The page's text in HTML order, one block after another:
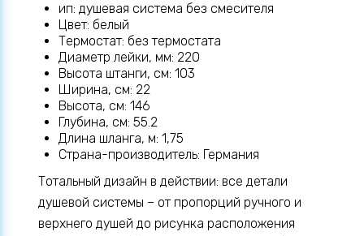
ип: душевая система без смесителя
Цвет: белый
Термостат: без термостата
Диаметр лейки, мм: 220
Высота штанги, см: 103
Ширина, см: 22
Высота, см: 146
Глубина, см: 55.2
Длина шланга, м: 1,75
Страна-производитель: Германия
Тотальный дизайн в действии: все детали
душевой системы – от пропорций ручного и
верхнего душей до рисунка расположения